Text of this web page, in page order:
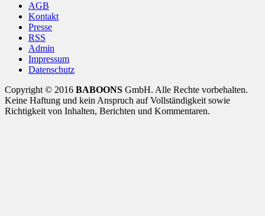
AGB
Kontakt
Presse
RSS
Admin
Impressum
Datenschutz
Copyright © 2016 BABOONS GmbH. Alle Rechte vorbehalten.
Keine Haftung und kein Anspruch auf Vollständigkeit sowie
Richtigkeit von Inhalten, Berichten und Kommentaren.